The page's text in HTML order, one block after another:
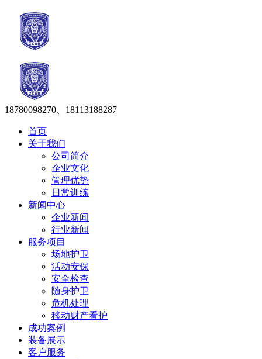
18780098270、18113188287
首页
关于我们
公司简介
企业文化
管理优势
日常训练
新闻中心
企业新闻
行业新闻
服务项目
场地护卫
活动安保
安全检查
随身护卫
危机处理
移动财产看护
成功案例
装备展示
客户服务